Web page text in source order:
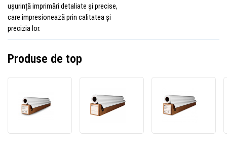
ușurință imprimări detaliate și precise,
care impresionează prin calitatea și
precizia lor.
Produse de top
Universal
495
HP